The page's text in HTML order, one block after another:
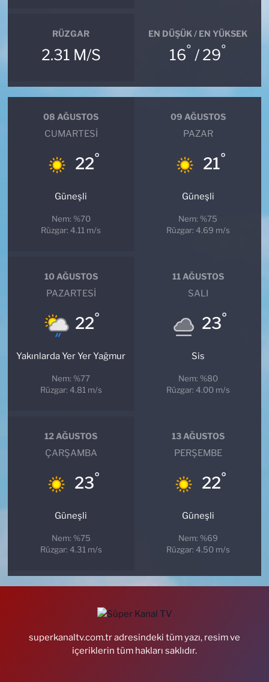
RÜZGAR
2.31 M/S
EN DÜŞÜK / EN YÜKSEK
16° / 29°
08 AĞUSTOS
CUMARTESI
22°
Güneşli
Nem: %70
Rüzgar: 4.11 m/s
09 AĞUSTOS
PAZAR
21°
Güneşli
Nem: %75
Rüzgar: 4.69 m/s
10 AĞUSTOS
PAZARTESI
22°
Yakınlarda Yer Yer Yağmur
Nem: %77
Rüzgar: 4.81 m/s
11 AĞUSTOS
SALI
23°
Sis
Nem: %80
Rüzgar: 4.00 m/s
12 AĞUSTOS
ÇARŞAMBA
23°
Güneşli
Nem: %75
Rüzgar: 4.31 m/s
13 AĞUSTOS
PERŞEMBE
22°
Güneşli
Nem: %69
Rüzgar: 4.50 m/s
superkanaltv.com.tr adresindeki tüm yazı, resim ve
içeriklerin tüm hakları saklıdır.